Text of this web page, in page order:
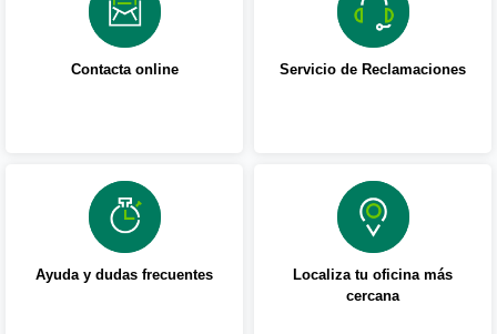
Contacta online Servicio de Reclamaciones
Ayuda y dudas frecuentes
Localiza tu oficina más
cercana